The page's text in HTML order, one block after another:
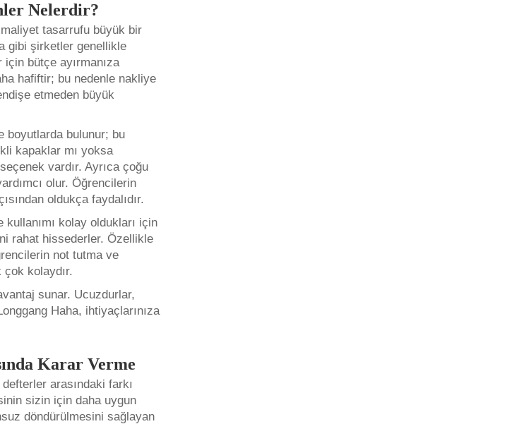
Nelerdir?
tasarrufu büyük bir
gibi şirketler genellikle
bütçe ayırmanıza
hafiftir; bu nedenle nakliye
etmeden büyük
boyutlarda bulunur; bu
kapaklar mı yoksa
vardır. Ayrıca çoğu
olur. Öğrencilerin
oldukça faydalıdır.
kullanımı kolay oldukları için
rahat hissederler. Özellikle
not tutma ve
kolaydır.
sunar. Ucuzdurlar,
Haha, ihtiyaçlarınıza
Karar Verme
arasındaki farkı
sizin için daha uygun
döndürülmesini sağlayan